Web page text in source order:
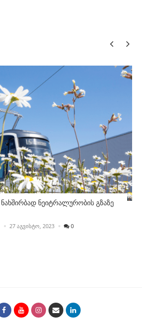
ნეიტრალურობის გზაზე
27 ᲐᲒᲕᲘᲡᲢᲝ, 2023 0